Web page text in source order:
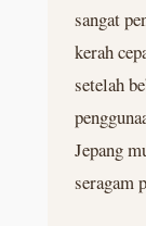
sangat
kerah
setelah
Jepang
seragam